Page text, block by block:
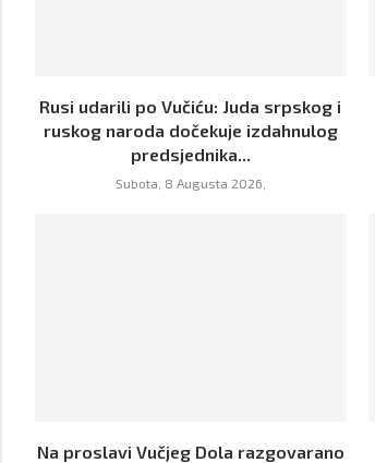
Rusi udarili po Vučiću: Juda srpskog i
ruskog naroda dočekuje izdahnulog
predsjednika...
Subota, 8 Augusta 2026,
Na proslavi Vučjeg Dola razgovarano